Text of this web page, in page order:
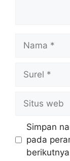
web
Simpan
pada